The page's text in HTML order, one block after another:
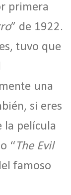
primera
” de 1922.
tuvo que
una
si eres
la película
“ The Evil
famoso